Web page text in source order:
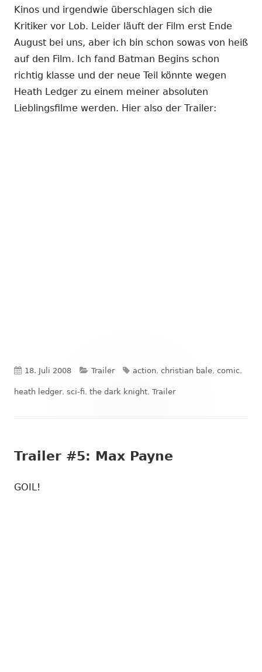
Kinos und irgendwie überschlagen sich die
Kritiker vor Lob. Leider läuft der Film erst Ende
August bei uns, aber ich bin schon sowas von heiß
auf den Film. Ich fand Batman Begins schon
richtig klasse und der neue Teil könnte wegen
Heath Ledger zu einem meiner absoluten
Lieblingsfilme werden. Hier also der Trailer:
Veröffentlicht
am
18. Juli 2008 Kategorien
Trailer Schlagwörter
action, christian bale, comic,
heath ledger, sci-fi, the dark knight, Trailer
Trailer #5: Max Payne
GOIL!